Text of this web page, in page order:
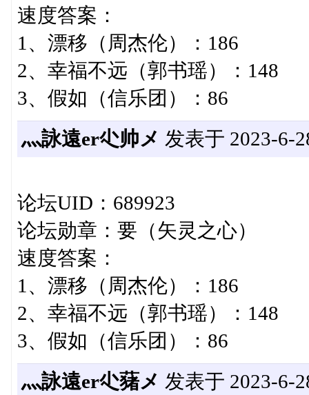
速度答案：
1、漂移（周杰伦）：186
2、幸福不远（郭书瑶）：148
3、假如（信乐团）：86
灬詠遠er尐帅メ 发表于 2023-6-
论坛UID：689923
论坛勋章：要（矢灵之心）
速度答案：
1、漂移（周杰伦）：186
2、幸福不远（郭书瑶）：148
3、假如（信乐团）：86
灬詠遠er尐蕏メ 发表于 2023-6-